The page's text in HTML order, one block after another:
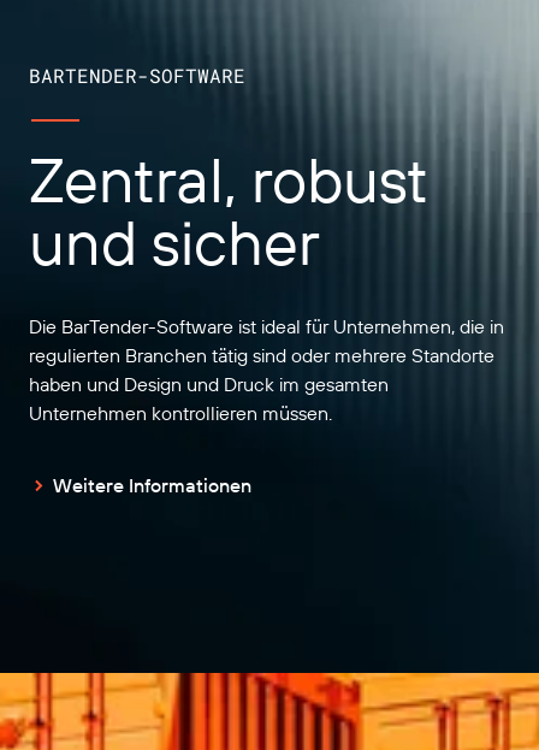
BARTENDER-SOFTWARE
Zentral, robust
und sicher
Die BarTender-Software ist ideal für Unternehmen, die in
regulierten Branchen tätig sind oder mehrere Standorte
haben und Design und Druck im gesamten
Unternehmen kontrollieren müssen.
Weitere Informationen